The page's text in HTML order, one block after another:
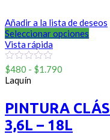
Añadir a la lista de deseos
Seleccionar opciones
Vista rápida
0
out
of
$480 - $1.790
desde
$480
hasta
$1.790
Laquín
PINTURA
3,6L – 18L